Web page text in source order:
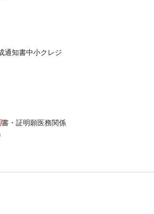
通知書中小クレジ
書・証明願医務関係